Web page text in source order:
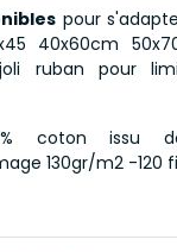
pour
40x60cm
ruban pour
coton issu
130gr/m2 -120